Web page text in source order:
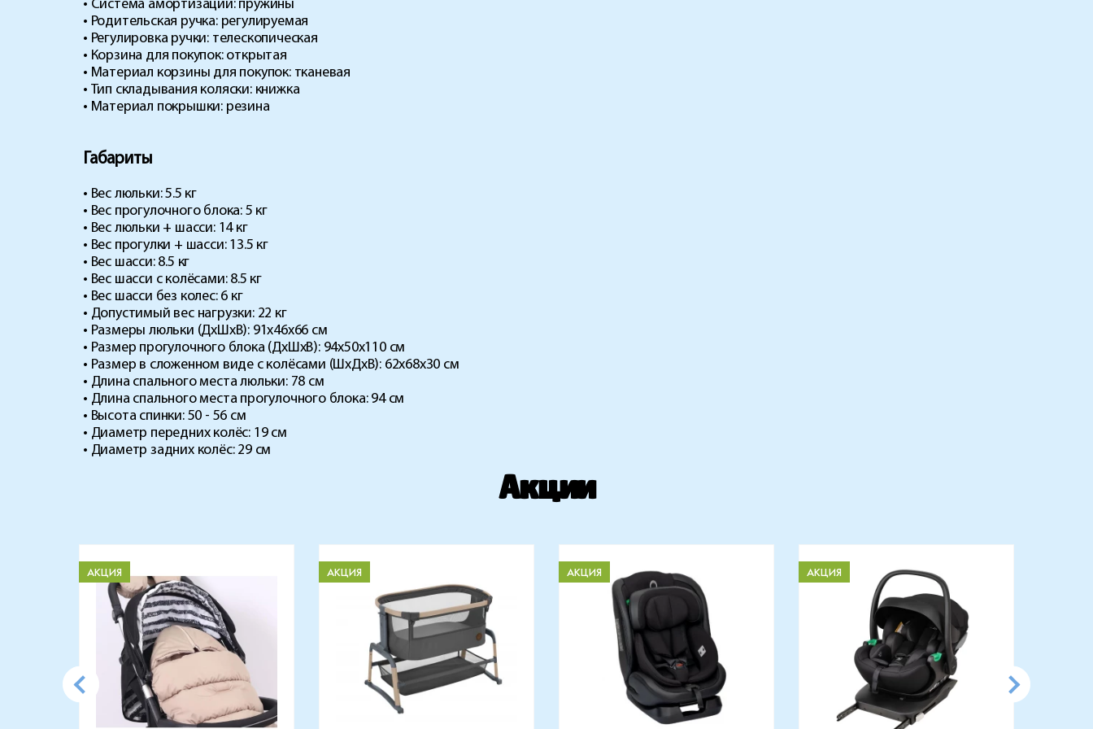
• Система амортизации: пружины
• Родительская ручка: регулируемая
• Регулировка ручки: телескопическая
• Корзина для покупок: открытая
• Материал корзины для покупок: тканевая
• Тип складывания коляски: книжка
• Материал покрышки: резина
Габариты
• Вес люльки: 5.5 кг
• Вес прогулочного блока: 5 кг
• Вес люльки + шасси: 14 кг
• Вес прогулки + шасси: 13.5 кг
• Вес шасси: 8.5 кг
• Вес шасси с колёсами: 8.5 кг
• Вес шасси без колес: 6 кг
• Допустимый вес нагрузки: 22 кг
• Размеры люльки (ДхШхВ): 91х46х66 см
• Размер прогулочного блока (ДхШхВ): 94х50х110 см
• Размер в сложенном виде с колёсами (ШхДхВ): 62х68х30 см
• Длина спального места люльки: 78 см
• Длина спального места прогулочного блока: 94 см
• Высота спинки: 50 - 56 см
• Диаметр передних колёс: 19 см
• Диаметр задних колёс: 29 см
Акции
АКЦИЯ АКЦИЯ АКЦИЯ АКЦИЯ